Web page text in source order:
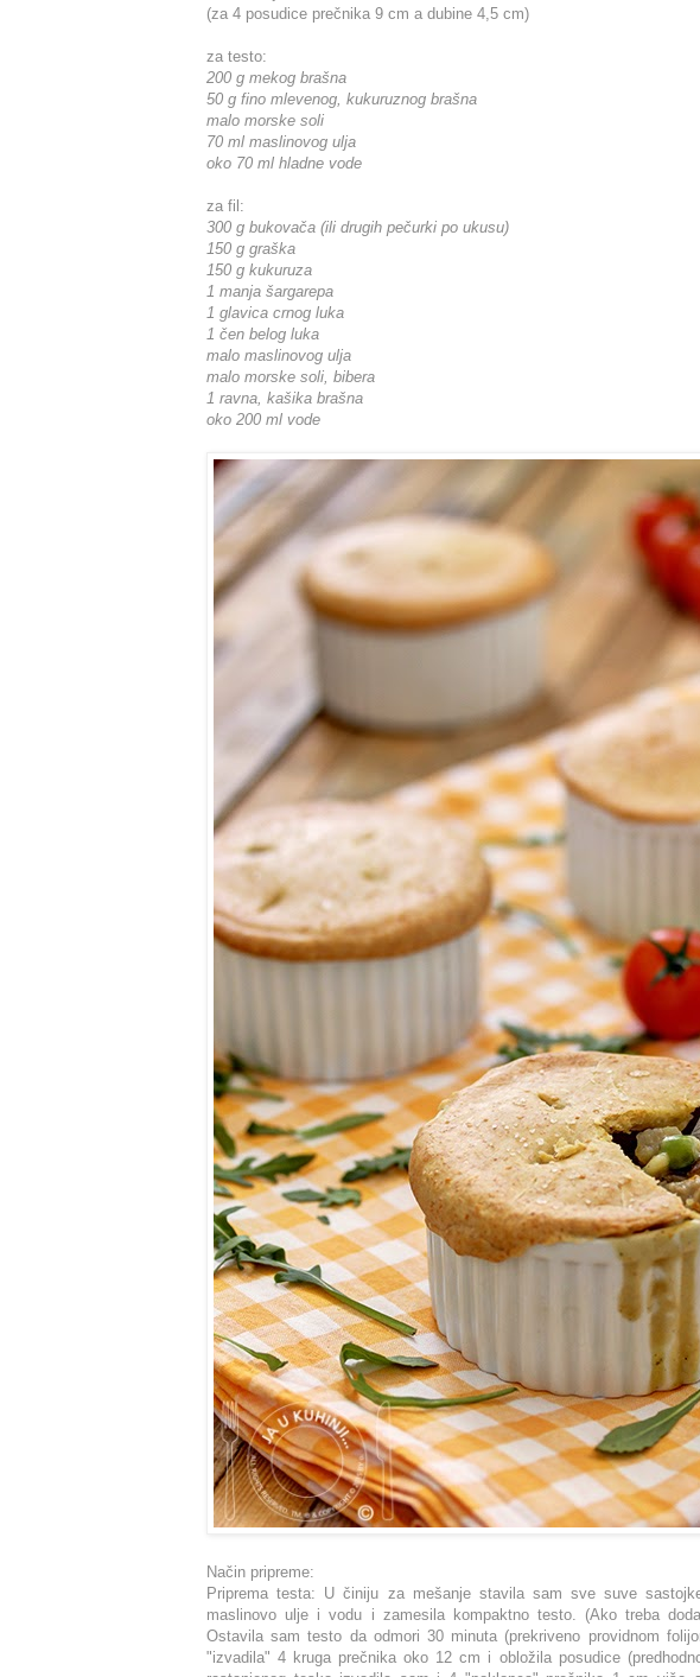
(za 4 posudice prečnika 9 cm a dubine 4,5 cm)
za testo:
200 g mekog brašna
50 g fino mlevenog, kukuruznog brašna
malo morske soli
70 ml maslinovog ulja
oko 70 ml hladne vode
za fil:
300 g bukovača (ili drugih pečurki po ukusu)
150 g graška
150 g kukuruza
1 manja šargarepa
1 glavica crnog luka
1 čen belog luka
malo maslinovog ulja
malo morske soli, bibera
1 ravna, kašika brašna
oko 200 ml vode
Način pripreme:
Priprema testa: U činiju za mešanje stavila sam sve suve
maslinovo ulje i vodu i zamesila kompaktno testo. (Ako treba
Ostavila sam testo da odmori 30 minuta (prekriveno providnom
"izvadila" 4 kruga prečnika oko 12 cm i obložila posudice